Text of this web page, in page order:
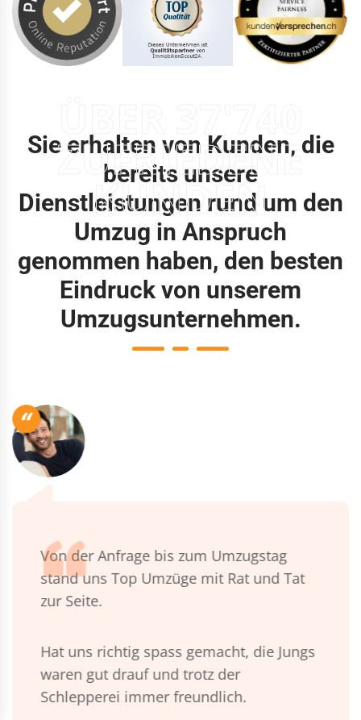
ZUFRIEDENE
KUNDEN
Sie erhalten von Kunden, die
bereits unsere
Dienstleistungen rund um den
Umzug in Anspruch
genommen haben, den besten
Eindruck von unserem
Umzugsunternehmen.
“
Von der Anfrage bis zum Umzugstag
stand uns Top Umzüge mit Rat und Tat
zur Seite.
Hat uns richtig spass gemacht, die Jungs
waren gut drauf und trotz der
Schlepperei immer freundlich.